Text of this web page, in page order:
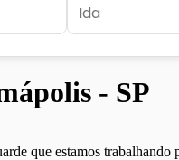
- SP
que estamos trabalhando